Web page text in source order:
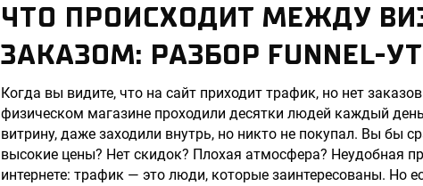
ЧТО ПРОИСХОДИТ МЕЖДУ
ЗАКАЗОМ: РАЗБОР FUNNEL-
Когда вы видите, что на сайт приходит трафик, но нет
физическом магазине проходили десятки людей каждый
витрину, даже заходили внутрь, но никто не покупал. Вы бы
высокие цены? Нет скидок? Плохая атмосфера? Неудобная
интернете: трафик — это люди, которые заинтересованы. Но